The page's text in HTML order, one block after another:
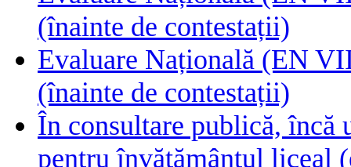
(înainte de contestații)
Evaluare Națională (EN
(înainte de contestații)
În consultare publică, încă
pentru învățământul liceal